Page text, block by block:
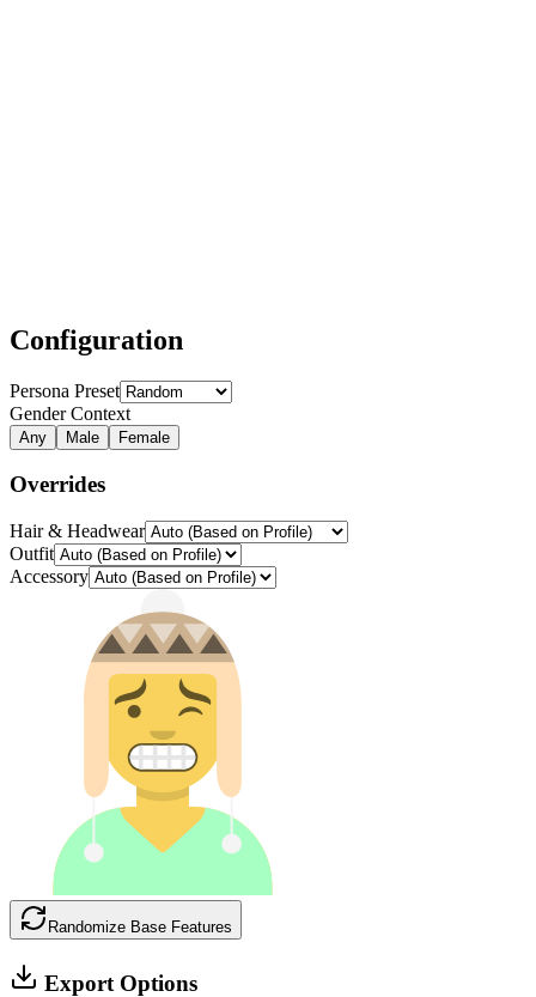
Configuration
Persona Preset
Gender Context
Any Male Female
Overrides
Hair & Headwear
Outfit
Accessory
Randomize Base Features
Export Options